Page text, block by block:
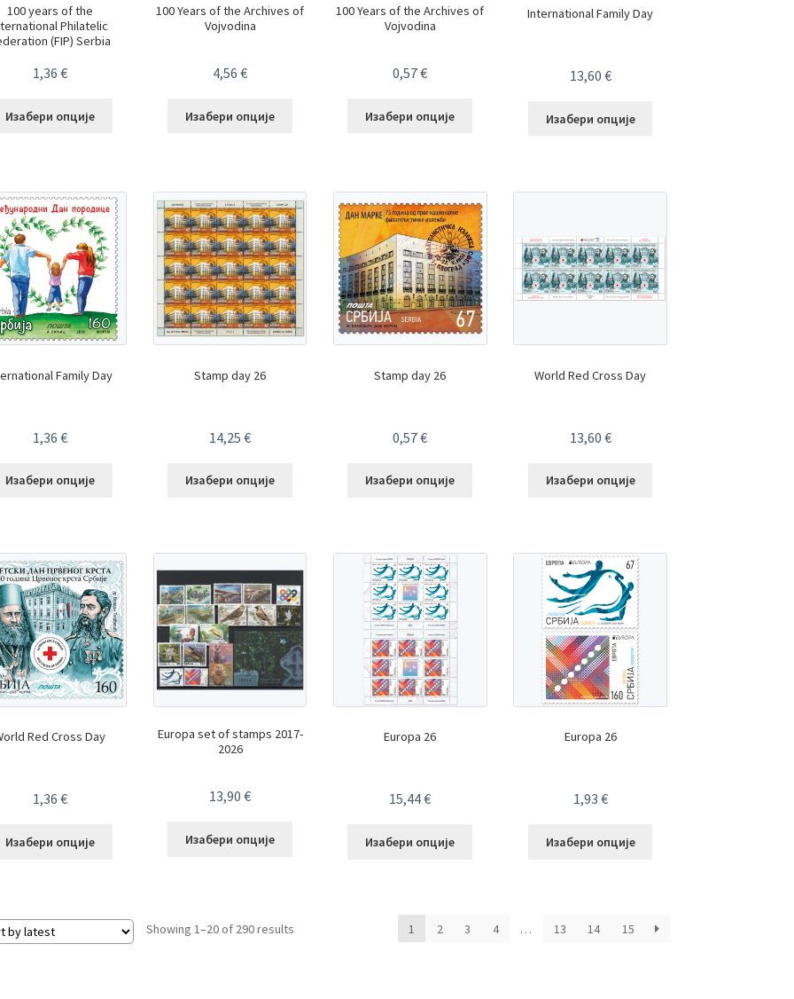
100 years of the
Philatelic
(FIP) Serbia
1,36 €
Изабери опције
100 Years of the Archives of
Vojvodina
4,56€
Изабери опције
100 Years of the Archives of
Vojvodina
0,57€
Изабери опције
International Family Day
13,60 €
Изабери опције
Family Day
1,36 €
Изабери опције
Stamp day 26
14,25€
Изабери опције
Stamp day 26
0,57€
Изабери опције
World Red Cross Day
13,60 €
Изабери опције
Red Cross Day
1,36 €
Изабери опције
Europa set of stamps 2017-
2026
13,90€
Изабери опције
Europa 26
15,44€
Изабери опције
Europa 26
1,93 €
Изабери опције
Showing 1–20 of 290 resultsSorted
1 2 3 4 … 13 14 15